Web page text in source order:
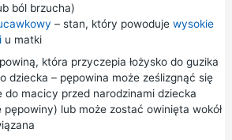
ból brzucha)
– stan, który powoduje wysokie
u matki
która przyczepia łożysko do guzika
dziecka – pępowina może ześlizgnąć się
do macicy przed narodzinami dziecka
pępowiny) lub może zostać owinięta wokół